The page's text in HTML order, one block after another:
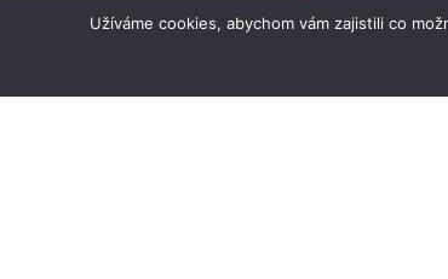
Užíváme cookies, abychom vám zajistili co